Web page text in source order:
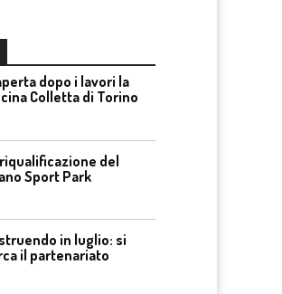
dopo i lavori la
Colletta di Torino
del
Sport Park
in luglio: si
il partenariato